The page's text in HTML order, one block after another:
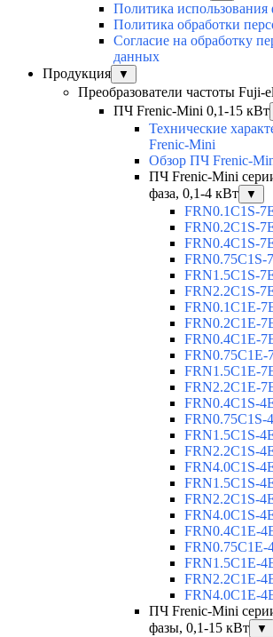
Политика использования
Политика обработки
Согласие на обработку
данных
Продукция
▼
Преобразователи частоты Fuji-
ПЧ Frenic-Mini 0,1-15 кВт
Технические
Frenic-Mini
Обзор ПЧ Frenic-
ПЧ Frenic-Mini
фаза, 0,1-4 кВт
▼
FRN0.1C1S-
FRN0.2C1S-
FRN0.4C1S-
FRN0.75C1S-
FRN1.5C1S-
FRN2.2C1S-
FRN0.1C1E-
FRN0.2C1E-
FRN0.4C1E-
FRN0.75C1E-
FRN1.5C1E-
FRN2.2C1E-
FRN0.4C1S-
FRN0.75C1S-
FRN1.5C1S-
FRN2.2C1S-
FRN4.0C1S-
FRN1.5C1S-
FRN2.2C1S-
FRN4.0C1S-
FRN0.4C1E-
FRN0.75C1E-
FRN1.5C1E-
FRN2.2C1E-
FRN4.0C1E-
ПЧ Frenic-Mini
фазы, 0,1-15 кВт
▼